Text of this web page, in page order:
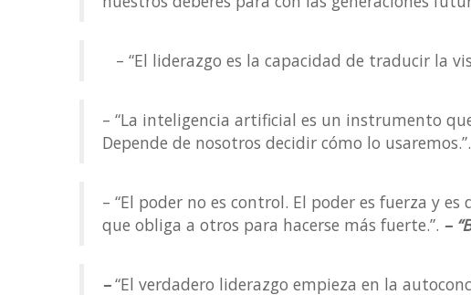
– “El liderazgo es la capacidad de traducir la
– “La inteligencia artificial es un instrumento
Depende de nosotros decidir cómo lo usaremos.”.
– “El poder no es control. El poder es fuerza y
que obliga a otros para hacerse más fuerte.”. –
–“El verdadero liderazgo empieza en la